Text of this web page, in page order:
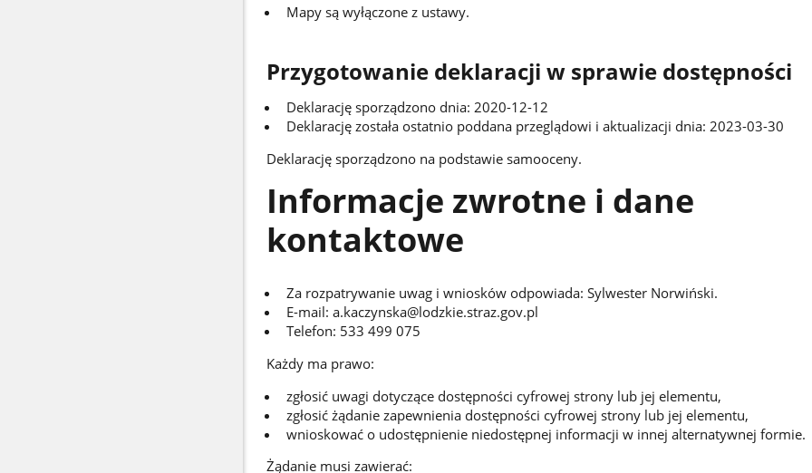
Mapy są wyłączone z ustawy.
Przygotowanie deklaracji w sprawie dostępności
Deklarację sporządzono dnia: 2020-12-12
Deklarację została ostatnio poddana przeglądowi i aktualizacji dnia: 2023-03-30
Deklarację sporządzono na podstawie samooceny.
Informacje zwrotne i dane
kontaktowe
Za rozpatrywanie uwag i wniosków odpowiada: Sylwester Norwiński.
E-mail: a.kaczynska@lodzkie.straz.gov.pl
Telefon: 533 499 075
Każdy ma prawo:
zgłosić uwagi dotyczące dostępności cyfrowej strony lub jej elementu,
zgłosić żądanie zapewnienia dostępności cyfrowej strony lub jej elementu,
wnioskować o udostępnienie niedostępnej informacji w innej alternatywnej formie.
Żądanie musi zawierać: